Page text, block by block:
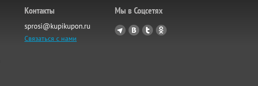
Контакты
sprosi@kupikupon.ru
Связаться с нами
Мы в Соцсетях